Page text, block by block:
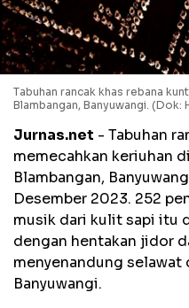
Tabuhan rancak khas rebana
Blambangan, Banyuwangi. (Dok:
Jurnas.net - Tabuhan
memecahkan keriuhan
Blambangan,
Desember 2023. 252
musik dari kulit sapi itu
dengan hentakan jidor
menyenandung selawat
Banyuwangi.